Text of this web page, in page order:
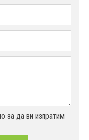
за да ви изпратим